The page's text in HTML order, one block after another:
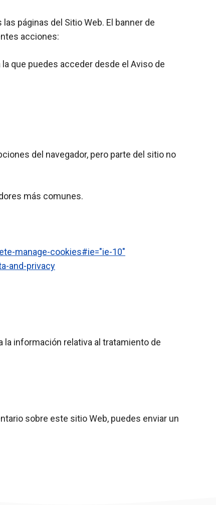
páginas del Sitio Web. El banner de
acciones:
que puedes acceder desde el Aviso de
del navegador, pero parte del sitio no
más comunes.
manage-cookies#ie="ie-10"
and-privacy
la información relativa al tratamiento de
sobre este sitio Web, puedes enviar un